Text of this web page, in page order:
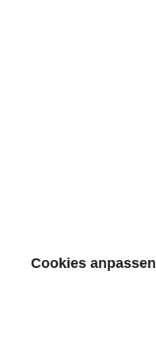
Cookies anpassen